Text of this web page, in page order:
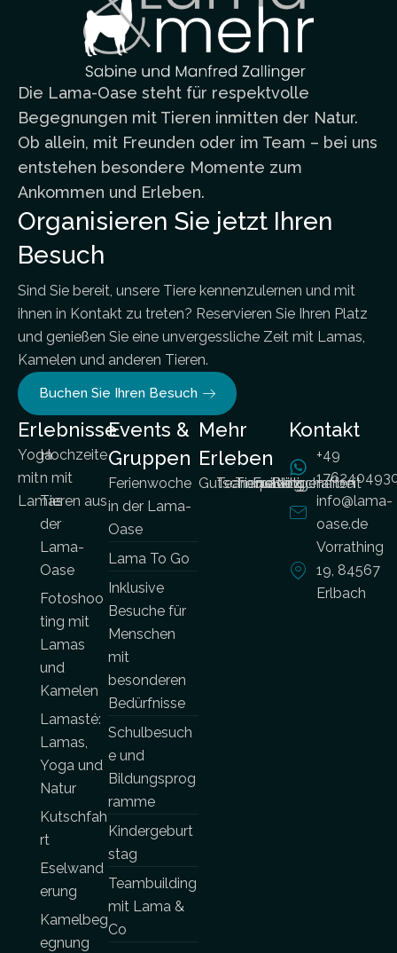
Die Lama-Oase steht für respektvolle
Begegnungen mit Tieren inmitten der Natur.
Ob allein, mit Freunden oder im Team – bei uns
entstehen besondere Momente zum
Ankommen und Erleben.
Organisieren Sie jetzt Ihren
Besuch
Sind Sie bereit, unsere Tiere kennenzulernen und mit
ihnen in Kontakt zu treten? Reservieren Sie Ihren Platz
und genießen Sie eine unvergessliche Zeit mit Lamas,
Kamelen und anderen Tieren.
Buchen Sie Ihren Besuch
Erlebnisse
Yoga
mit
Lamas
Hochzeite
n mit
Tieren aus
der
Lama-
Oase
Fotoshoo
ting mit
Lamas
und
Kamelen
Lamasté:
Lamas,
Yoga und
Natur
Kutschfah
rt
Eselwand
erung
Kamelbeg
egnung
Events &
Gruppen
Ferienwoche
in der Lama-
Oase
Lama To Go
Inklusive
Besuche für
Menschen
mit
besonderen
Bedürfnisse
Schulbesuch
e und
Bildungsprog
ramme
Kindergeburt
stag
Teambuilding
mit Lama &
Co
Mehr
Erleben
Gutscheine
Teambuilding
Tierpatenschaften
Freiwilligenarbeit
Blog
Kontakt
+49
info@lama-
oase.de
Vorrathing
19, 84567
Erlbach